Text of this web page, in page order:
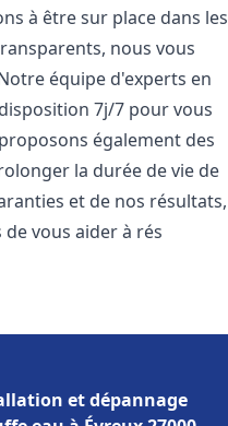
à être sur place dans les
nous vous
équipe d'experts en
7j/7 pour vous
également des
la durée de vie de
et de nos résultats,
vous aider à rés
et dépannage